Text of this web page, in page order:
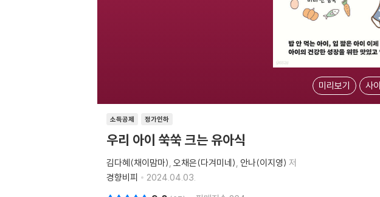
미리보기 사
소득공제 정가인하
우리 아이 쑥쑥 크는 유아식
김다혜(채이맘마) 오채은(다겨미네) 안나(이지영) 저
경향비피
2024.04.03.